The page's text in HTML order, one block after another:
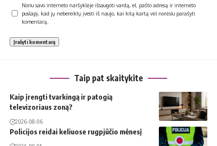
Noriu savo interneto naršyklėje išsaugoti vardą, el. pašto adresą ir interneto
puslapį, kad jų nebereiktų įvesti iš naujo, kai kitą kartą vėl norėsiu parašyti
komentarą.
Taip pat skaitykite
Kaip įrengti tvarkingą ir patogią
televizoriaus zoną?
2026-08-06
Policijos reidai keliuose rugpjūčio mėnesį